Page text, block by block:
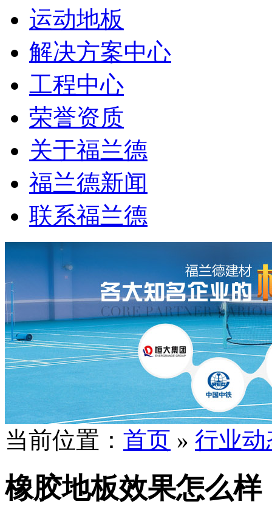
运动地板
解决方案中心
工程中心
荣誉资质
关于福兰德
福兰德新闻
联系福兰德
当前位置： 首页 » 行业动
橡胶地板效果怎么样